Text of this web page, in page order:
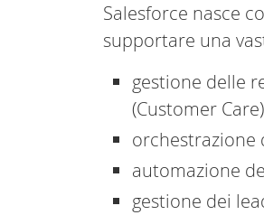
Salesforce nasce
supportare una
gestione delle
(Customer Care)
orchestrazione
automazione
gestione dei